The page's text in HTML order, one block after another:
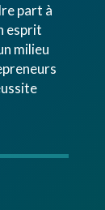
part à
esprit
milieu